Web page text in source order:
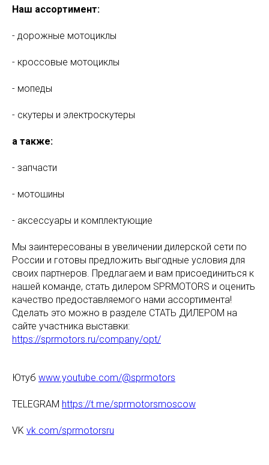
Наш ассортимент:
- дорожные мотоциклы
- кроссовые мотоциклы
- мопеды
- скутеры и электроскутеры
а также:
- запчасти
- мотошины
- аксессуары и комплектующие
Мы заинтересованы в увеличении дилерской сети по
России и готовы предложить выгодные условия для
своих партнеров. Предлагаем и вам присоединиться к
нашей команде, стать дилером SPRMOTORS и оценить
качество предоставляемого нами ассортимента!
Сделать это можно в разделе СТАТЬ ДИЛЕРОМ на
сайте участника выставки:
https://sprmotors.ru/company/opt/
Ютуб www.youtube.com/@sprmotors
TELEGRAM https://t.me/sprmotorsmoscow
VK vk.com/sprmotorsru